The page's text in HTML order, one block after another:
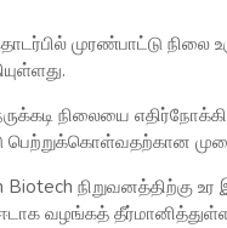
முரண்பாட்டு நிலை
நிலையை
பெற்றுக்கொள்வதற்கான
நிறுவனத்திற்கு
வழங்கத்